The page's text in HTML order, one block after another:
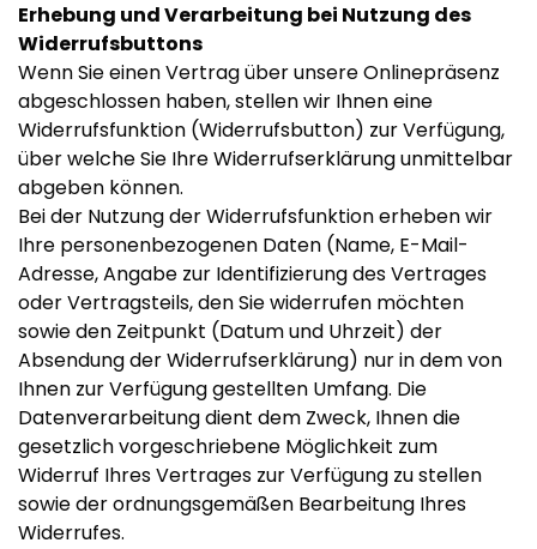
Erhebung und Verarbeitung bei Nutzung des
Widerrufsbuttons
Wenn Sie einen Vertrag über unsere Onlinepräsenz
abgeschlossen haben, stellen wir Ihnen eine
Widerrufsfunktion (Widerrufsbutton) zur Verfügung,
über welche Sie Ihre Widerrufserklärung unmittelbar
abgeben können.
Bei der Nutzung der Widerrufsfunktion erheben wir
Ihre personenbezogenen Daten (Name, E-Mail-
Adresse, Angabe zur Identifizierung des Vertrages
oder Vertragsteils, den Sie widerrufen möchten
sowie den Zeitpunkt (Datum und Uhrzeit) der
Absendung der Widerrufserklärung) nur in dem von
Ihnen zur Verfügung gestellten Umfang. Die
Datenverarbeitung dient dem Zweck, Ihnen die
gesetzlich vorgeschriebene Möglichkeit zum
Widerruf Ihres Vertrages zur Verfügung zu stellen
sowie der ordnungsgemäßen Bearbeitung Ihres
Widerrufes.